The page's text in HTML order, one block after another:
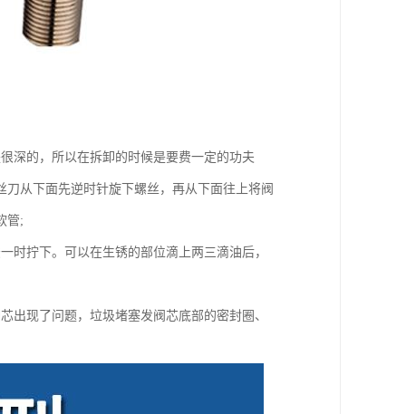
深的，所以在拆卸的时候是要费一定的功夫
从下面先逆时针旋下螺丝，再从下面往上将阀
管;
时拧下。可以在生锈的部位滴上两三滴油后，
出现了问题，垃圾堵塞发阀芯底部的密封圈、